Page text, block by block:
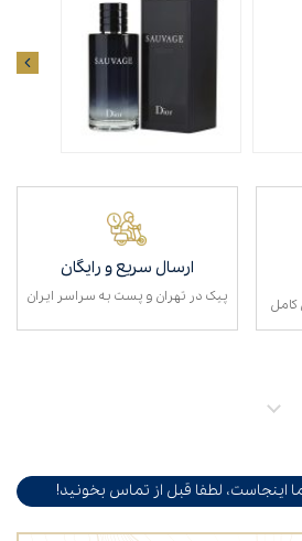
کامل
ارسال سریع و رایگان
پیک در تهران و پست به سراسر ایران
اینجاست، لطفا قبل از تماس بخونید!